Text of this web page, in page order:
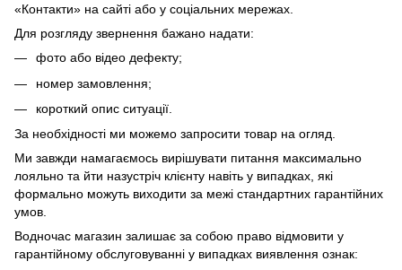
«Контакти» на сайті або у соціальних мережах.
Для розгляду звернення бажано надати:
фото або відео дефекту;
номер замовлення;
короткий опис ситуації.
За необхідності ми можемо запросити товар на огляд.
Ми завжди намагаємось вирішувати питання максимально
лояльно та йти назустріч клієнту навіть у випадках, які
формально можуть виходити за межі стандартних гарантійних
умов.
Водночас магазин залишає за собою право відмовити у
гарантійному обслуговуванні у випадках виявлення ознак: